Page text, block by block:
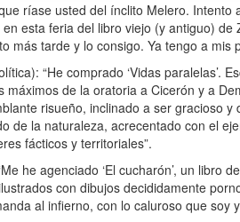
ríase usted del ínclito Melero.
esta feria del libro viejo (y antiguo)
más tarde y lo consigo. Ya tengo a mis
“He comprado ‘Vidas paralelas’.
máximos de la oratoria a Cicerón y a
risueño, inclinado a ser gracioso
de la naturaleza, acrecentado con el
fácticos y territoriales”.
he agenciado ‘El cucharón’, un libro
con dibujos decididamente
al infierno, con lo caluroso que soy